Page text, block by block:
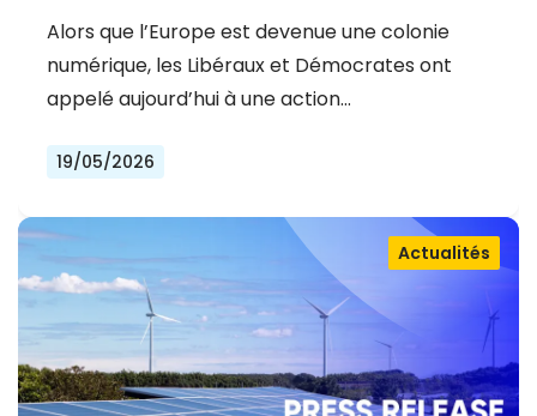
MYTHOS
Alors que l’Europe est devenue une colonie
numérique, les Libéraux et Démocrates ont
appelé aujourd’hui à une action…
19/05/2026
Actualités